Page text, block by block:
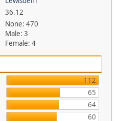
36.12
None: 470
Male: 3
Female: 4
112
65
64
60